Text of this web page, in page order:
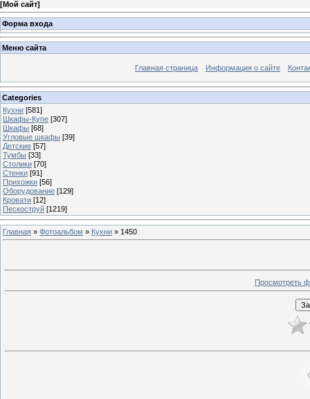
[Мой сайт]
Форма входа
Меню сайта
Главная страница Информация о сайте
Categories
Кухни [581]
Шкафы-Купе [307]
Шкафы [68]
Угловые шкафы [39]
Детские [57]
Тумбы [33]
Столики [70]
Стенки [91]
Прихожки [56]
Оборудование [129]
Кровати [12]
Пескоструй [1219]
Главная » Фотоальбом » Кухни » 1450
Просмотреть